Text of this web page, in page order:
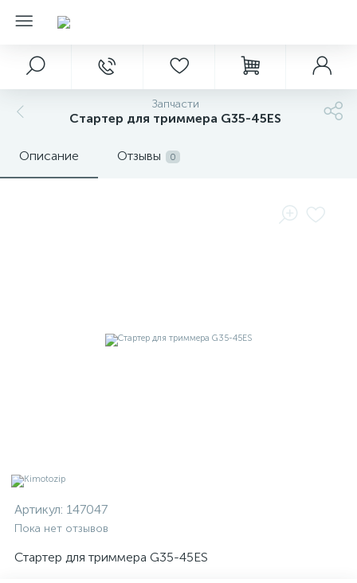
Запчасти
Стартер для триммера G35-45ES
Описание Отзывы 0
Артикул: 147047
Пока нет отзывов
Стартер для триммера G35-45ES